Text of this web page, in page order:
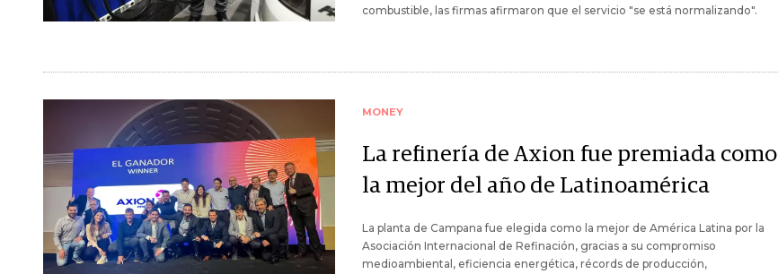
combustible, las firmas afirmaron que el servicio "se está normalizando".
MONEY
La refinería de Axion fue premiada como
la mejor del año de Latinoamérica
La planta de Campana fue elegida como la mejor de América Latina por la
Asociación Internacional de Refinación, gracias a su compromiso
medioambiental, eficiencia energética, récords de producción,